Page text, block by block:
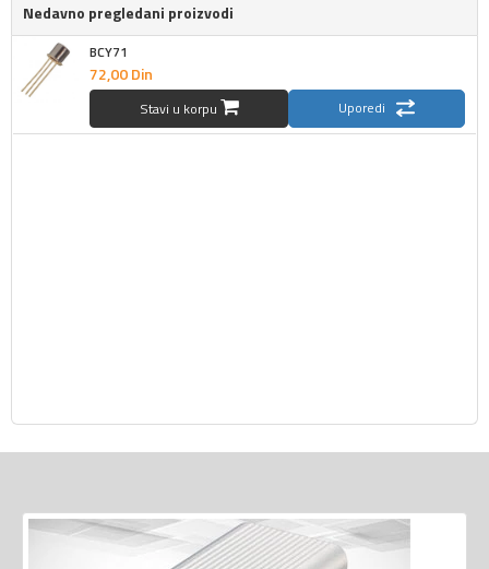
Nedavno pregledani proizvodi
BCY71
72,00Din
Stavi u korpu Uporedi